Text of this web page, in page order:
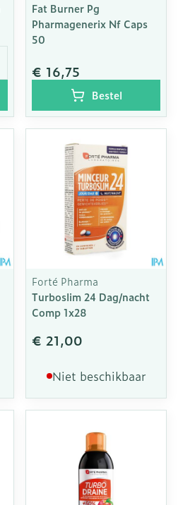
Fat Burner Pg
Pharmagenerix Nf Caps
50
€ 16,75
Bestel
Forté Pharma
Turboslim 24 Dag/nacht
Comp 1x28
€ 21,00
Niet beschikbaar